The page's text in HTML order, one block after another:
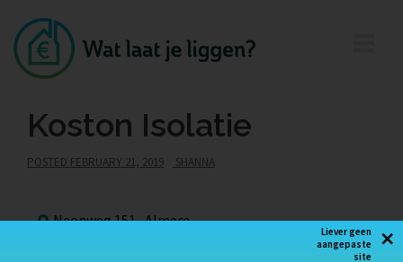
Koston Isolatie
POSTED FEBRUARY 21, 2019 SHANNA
Neonweg 151, Almere
Liever geen
aangepaste
site
×